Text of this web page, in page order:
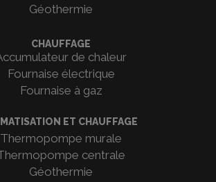
Géothermie
CHAUFFAGE
de chaleur
Fournaise électrique
Fournaise à gaz
ET CHAUFFAGE
Thermopompe murale
centrale
Géothermie